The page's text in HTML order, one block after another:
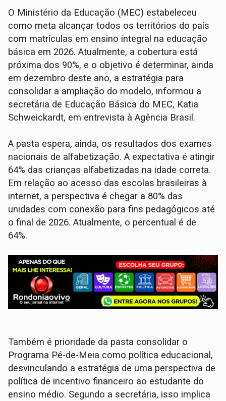
O Ministério da Educação (MEC) estabeleceu
como meta alcançar todos os territórios do país
com matrículas em ensino integral na educação
básica em 2026. Atualmente, a cobertura está
próxima dos 90%, e o objetivo é determinar, ainda
em dezembro deste ano, a estratégia para
consolidar a ampliação do modelo, informou a
secretária de Educação Básica do MEC, Katia
Schweickardt, em entrevista à Agência Brasil.
A pasta espera, ainda, os resultados dos exames
nacionais de alfabetização. A expectativa é atingir
64% das crianças alfabetizadas na idade correta.
Em relação ao acesso das escolas brasileiras à
internet, a perspectiva é chegar a 80% das
unidades com conexão para fins pedagógicos até
o final de 2026. Atualmente, o percentual é de
64%.
Também é prioridade da pasta consolidar o
Programa Pé-de-Meia como política educacional,
desvinculando a estratégia de uma perspectiva de
política de incentivo financeiro ao estudante do
ensino médio. Segundo a secretária, isso implica